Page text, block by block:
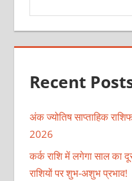
Recent
अंक ज्योतिष साप्ताहिक
2026
कर्क राशि में लगेगा साल का
राशियों पर शुभ-अशुभ प्रभाव!